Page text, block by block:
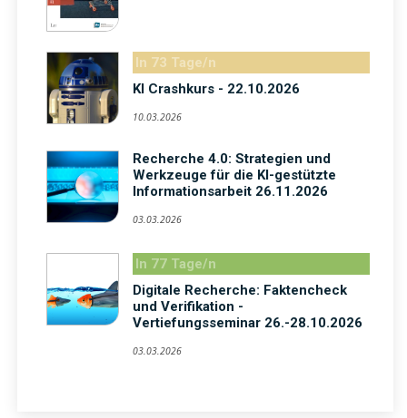
In 73 Tage/n
KI Crashkurs - 22.10.2026
10.03.2026
Recherche 4.0: Strategien und
Werkzeuge für die KI-gestützte
Informationsarbeit 26.11.2026
03.03.2026
In 77 Tage/n
Digitale Recherche: Faktencheck
und Verifikation -
Vertiefungsseminar 26.-28.10.2026
03.03.2026